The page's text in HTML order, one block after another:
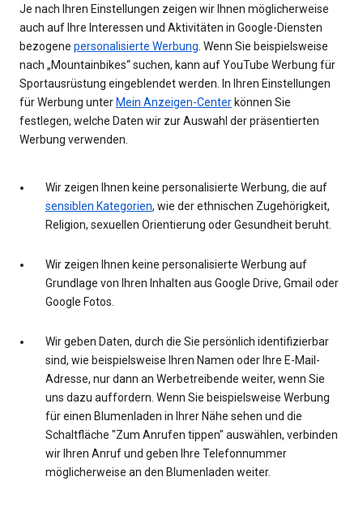
Je nach Ihren Einstellungen zeigen wir Ihnen möglicherweise
auch auf Ihre Interessen und Aktivitäten in Google-Diensten
bezogene personalisierte Werbung . Wenn Sie beispielsweise
nach „Mountainbikes“ suchen, kann auf YouTube Werbung für
Sportausrüstung eingeblendet werden. In Ihren Einstellungen
für Werbung unterMein Anzeigen-Centerkönnen Sie
festlegen, welche Daten wir zur Auswahl der präsentierten
Werbung verwenden.
Wir zeigen Ihnen keine personalisierte Werbung, die auf
sensiblen Kategorien, wie der ethnischen Zugehörigkeit,
Religion, sexuellen Orientierung oder Gesundheit beruht.
Wir zeigen Ihnen keine personalisierte Werbung auf
Grundlage von Ihren Inhalten aus Google Drive, Gmail oder
Google Fotos.
Wir geben Daten, durch die Sie persönlich identifizierbar
sind, wie beispielsweise Ihren Namen oder Ihre E-Mail-
Adresse, nur dann an Werbetreibende weiter, wenn Sie
uns dazu auffordern. Wenn Sie beispielsweise Werbung
für einen Blumenladen in Ihrer Nähe sehen und die
Schaltfläche "Zum Anrufen tippen" auswählen, verbinden
wir Ihren Anruf und geben Ihre Telefonnummer
möglicherweise an den Blumenladen weiter.